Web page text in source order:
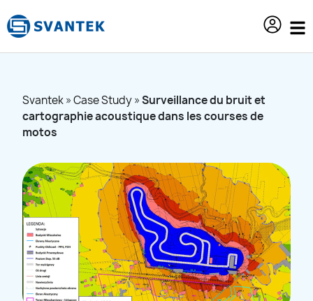
principal
Svantek»Case Study»Surveillance du bruit et
cartographie acoustique dans les courses de
motos